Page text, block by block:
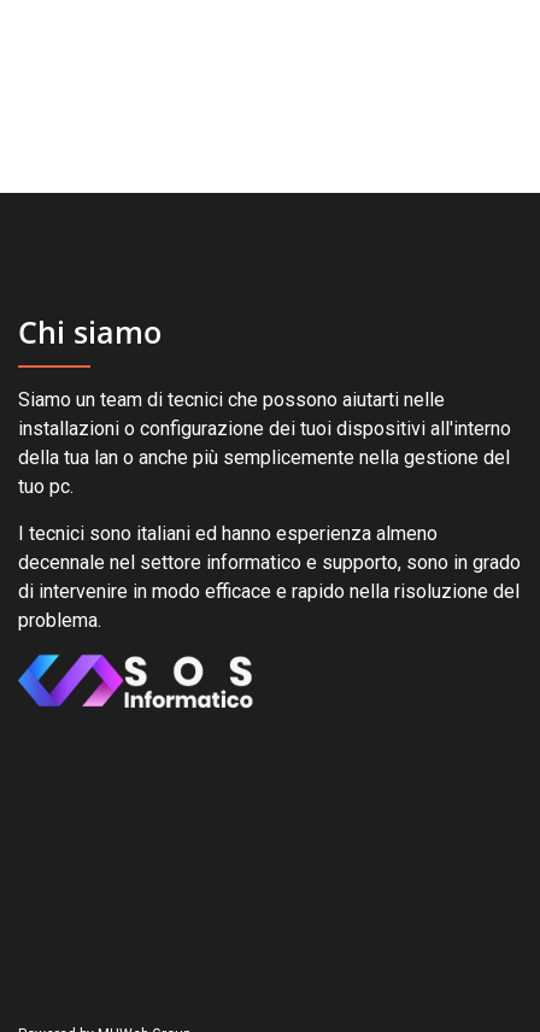
Chi siamo
Siamo un team di tecnici che possono aiutarti nelle
installazioni o configurazione dei tuoi dispositivi all'interno
della tua lan o anche più semplicemente nella gestione del
tuo pc.
I tecnici sono italiani ed hanno esperienza almeno
decennale nel settore informatico e supporto, sono in grado
di intervenire in modo efficace e rapido nella risoluzione del
problema.